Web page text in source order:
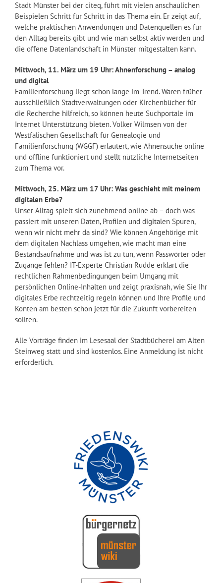
Stadt Münster bei der citeq, führt mit vielen anschaulichen
Beispielen Schritt für Schritt in das Thema ein. Er zeigt auf,
welche praktischen Anwendungen und Datenquellen es für
den Alltag bereits gibt und wie man selbst aktiv werden und
die offene Datenlandschaft in Münster mitgestalten kann.
Mittwoch, 11. März um 19 Uhr: Ahnenforschung – analog
und digital
Familienforschung liegt schon lange im Trend. Waren früher
ausschließlich Stadtverwaltungen oder Kirchenbücher für
die Recherche hilfreich, so können heute Suchportale im
Internet Unterstützung bieten. Volker Wilmsen von der
Westfälischen Gesellschaft für Genealogie und
Familienforschung (WGGF) erläutert, wie Ahnensuche online
und offline funktioniert und stellt nützliche Internetseiten
zum Thema vor.
Mittwoch, 25. März um 17 Uhr: Was geschieht mit meinem
digitalen Erbe?
Unser Alltag spielt sich zunehmend online ab – doch was
passiert mit unseren Daten, Profilen und digitalen Spuren,
wenn wir nicht mehr da sind? Wie können Angehörige mit
dem digitalen Nachlass umgehen, wie macht man eine
Bestandsaufnahme und was ist zu tun, wenn Passwörter oder
Zugänge fehlen? IT-Experte Christian Rudde erklärt die
rechtlichen Rahmenbedingungen beim Umgang mit
persönlichen Online-Inhalten und zeigt praxisnah, wie Sie Ihr
digitales Erbe rechtzeitig regeln können und Ihre Profile und
Konten am besten schon jetzt für die Zukunft vorbereiten
sollten.
Alle Vorträge finden im Lesesaal der Stadtbücherei am Alten
Steinweg statt und sind kostenlos. Eine Anmeldung ist nicht
erforderlich.